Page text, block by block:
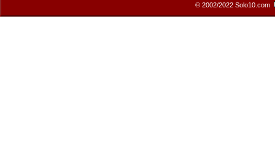
© 2002/2022 Solo10.com